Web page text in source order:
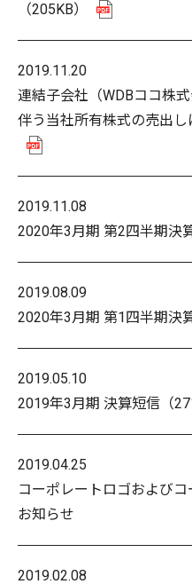
（205KB）
2019.11.20
連結子会社（WDBココ株
伴う当社所有株式の売出
2019.11.08
2020年3月期 第2四半期決
2019.08.09
2020年3月期 第1四半期決
2019.05.10
2019年3月期 決算短信 （
2019.04.25
コーポレートロゴおよび
お知らせ
2019.02.08